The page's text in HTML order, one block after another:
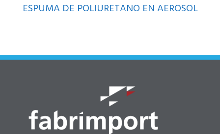
ESPUMA DE POLIURETANO EN AEROSOL